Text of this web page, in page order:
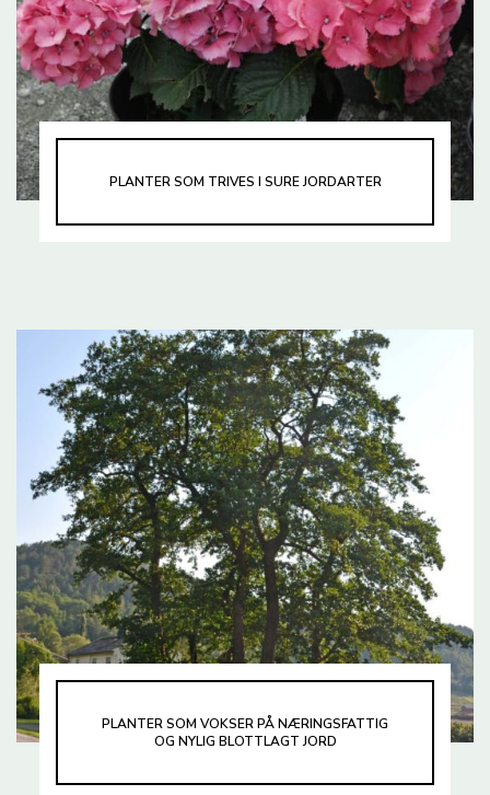
PLANTER SOM TRIVES I SURE JORDARTER
PLANTER SOM VOKSER PÅ NÆRINGSFATTIG
OG NYLIG BLOTTLAGT JORD